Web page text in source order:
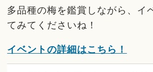
多品種の梅を鑑賞しながら、イ
てみてくださいね！
イベントの詳細はこちら！